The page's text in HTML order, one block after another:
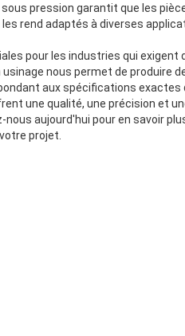
pression garantit que les
rend adaptés à diverses
pour les industries qui exigent
nous permet de produire
aux spécifications exactes
une qualité, une précision et
aujourd'hui pour en savoir
projet.